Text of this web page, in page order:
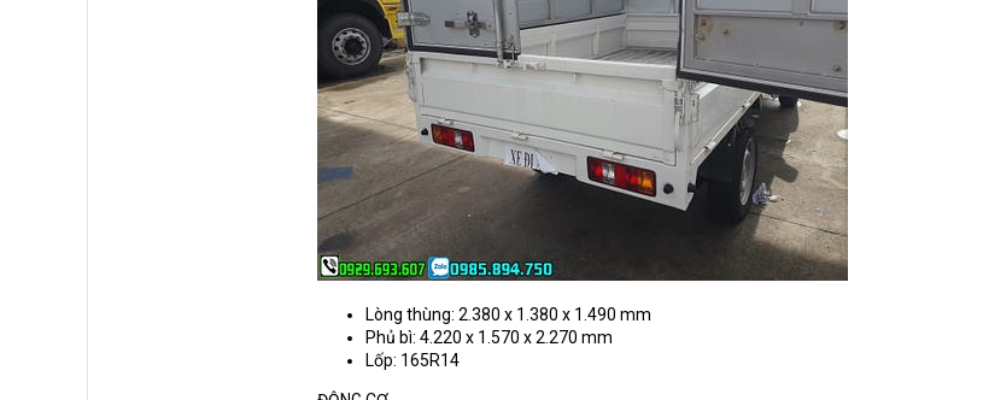
Lòng thùng: 2.380 x 1.380 x 1.490 mm
Phủ bì: 4.220 x 1.570 x 2.270 mm
Lốp: 165R14